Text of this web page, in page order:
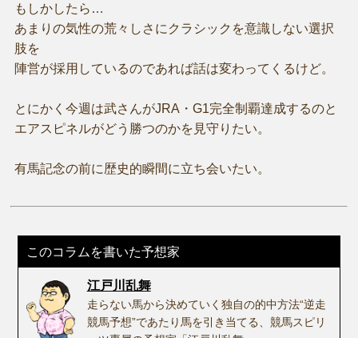
もしかしたら…
あまりの気性の荒々しさにクラシックを意識しない選択
肢を
陣営が採用しているのであれば話は変わってくるけど。
とにかく今週は武さんがJRA・G1完全制覇達成するのと
エアスピネルがどう勝つのかを見守りたい。
有馬記念の前に歴史的瞬間に立ち会いたい。
このコラムを書いた予想家
江戸川乱舞
走らない馬から決めていく独自の的中方法“逆走
競馬予想”であたり馬を引き当てる、競馬スピリ